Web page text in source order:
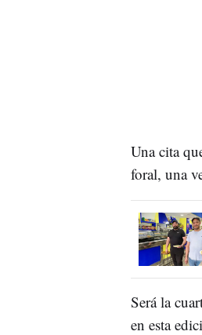
Una cita
foral, una
Será la
en esta